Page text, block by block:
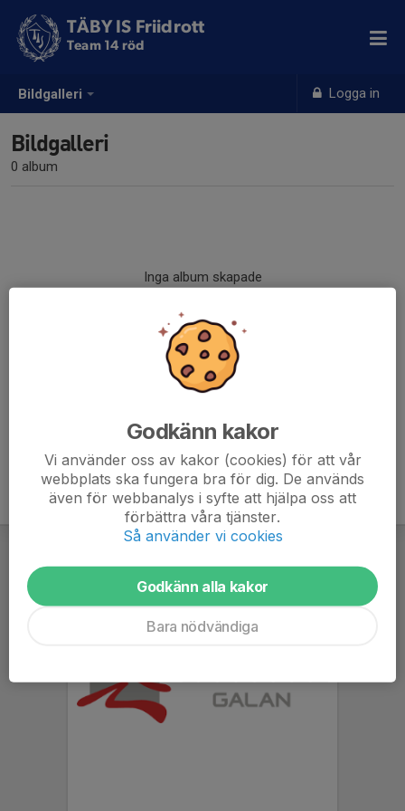
Bildgalleri Logga in
TÄBY IS Friidrott
Team 14 röd
Bildgalleri
0 album
Inga album skapade
Godkänn kakor
Vi använder oss av kakor (cookies) för att vår
webbplats ska fungera bra för dig. De används
även för webbanalys i syfte att hjälpa oss att
förbättra våra tjänster.
Så använder vi cookies
Godkänn alla kakor
Bara nödvändiga